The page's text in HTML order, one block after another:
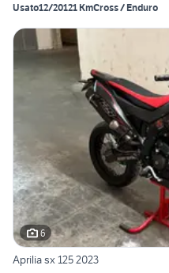
Usato12/20121 KmCross / Enduro
6
Aprilia sx 125 2023